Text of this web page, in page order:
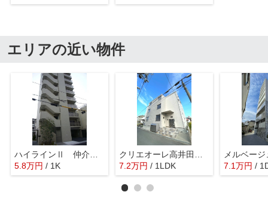
エリアの近い物件
5.8万円 / 1K
7.2万円 / 1LDK 7.1万円 /